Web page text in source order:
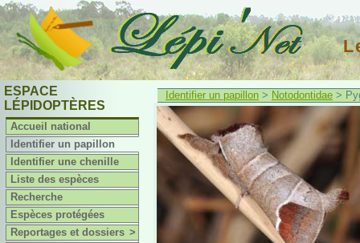
ESPACE
LÉPIDOPTÈRES
Accueil national
Identifier un papillon
Identifier une chenille
Liste des espèces
Recherche
Espèces protégées
Reportages et dossiers >
Identifier un papillon > Notodontidae >